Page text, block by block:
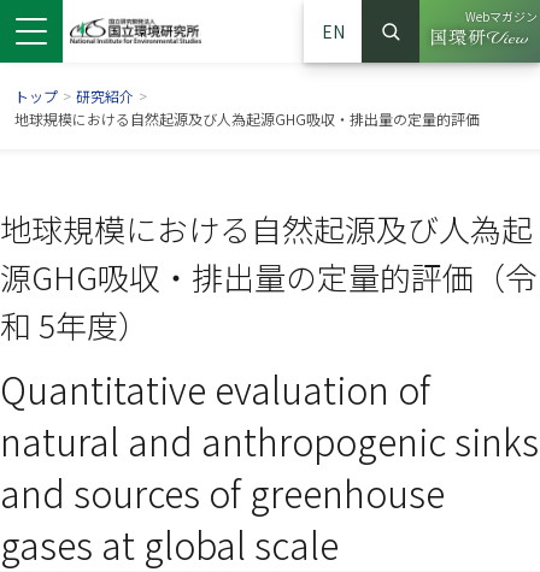
ウで開きます）
ンドウで開きます）
ウインドウで開きます）
EN
サイト内検索
検索
Webマガジン
（別ウイ
トップ > 研究紹介 >
地球規模における自然起源及び人為起源GHG吸収・排出量の定量的評価
地球規模における自然起源及び人為起
源GHG吸収・排出量の定量的評価（令
和 5年度）
Quantitative evaluation of
natural and anthropogenic sinks
and sources of greenhouse
gases at global scale